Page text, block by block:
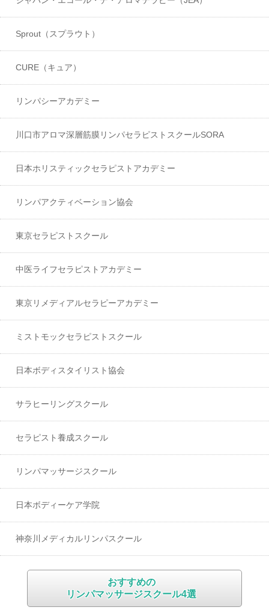
おすすめの
リンパマッサージスクール4選
Sprout（スプラウト）
CURE（キュア）
リンパシーアカデミー
川口市アロマ深層筋膜リンパセラピストスクールSORA
日本ホリスティックセラピストアカデミー
リンパアクティベーション協会
東京セラピストスクール
中医ライフセラピストアカデミー
東京リメディアルセラピーアカデミー
ミストモックセラピストスクール
日本ボディスタイリスト協会
サラヒーリングスクール
セラピスト養成スクール
リンパマッサージスクール
日本ボディーケア学院
神奈川メディカルリンパスクール
メディカルリンパケアスクールABLOOMの特徴と評判・口コミ
ノエスリンパセラピストスクール